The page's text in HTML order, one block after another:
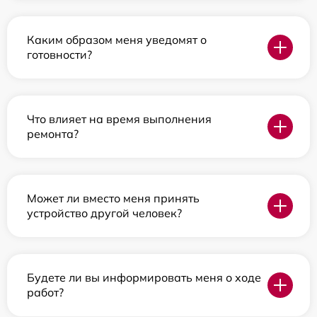
Каким образом меня уведомят о
готовности?
Что влияет на время выполнения
ремонта?
Может ли вместо меня принять
устройство другой человек?
Будете ли вы информировать меня о ходе
работ?